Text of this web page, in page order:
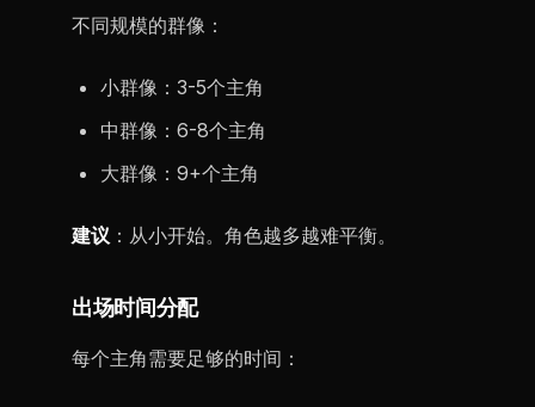
不同规模的群像：
小群像：3-5个主角
中群像：6-8个主角
大群像：9+个主角
建议 ：从小开始。角色越多越难平衡。
出场时间分配
每个主角需要足够的时间：